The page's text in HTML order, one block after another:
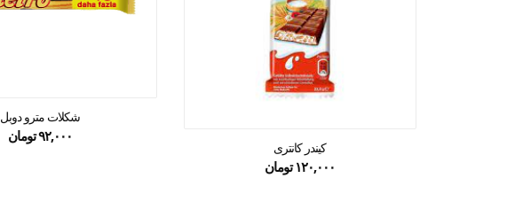
کیندر کانتری
۱۲۰,۰۰۰ تومان
شکلات مترو دوبل
۹۲,۰۰۰تومان